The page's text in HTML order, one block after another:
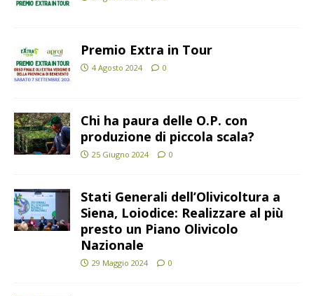
Premio Extra in Tour
4 Agosto 2024 0
Chi ha paura delle O.P. con
produzione di piccola scala?
25 Giugno 2024 0
Stati Generali dell’Olivicoltura a
Siena, Loiodice: Realizzare al più
presto un Piano Olivicolo
Nazionale
29 Maggio 2024 0